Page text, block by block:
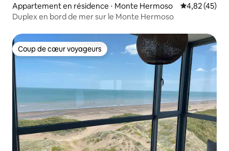
Appartement en résidence ⋅ Monte Hermoso Évaluation
4,82 (45)
Duplex en bord de mer sur le Monte Hermoso
Coup de cœur voyageurs
Coup de cœur voyageurs